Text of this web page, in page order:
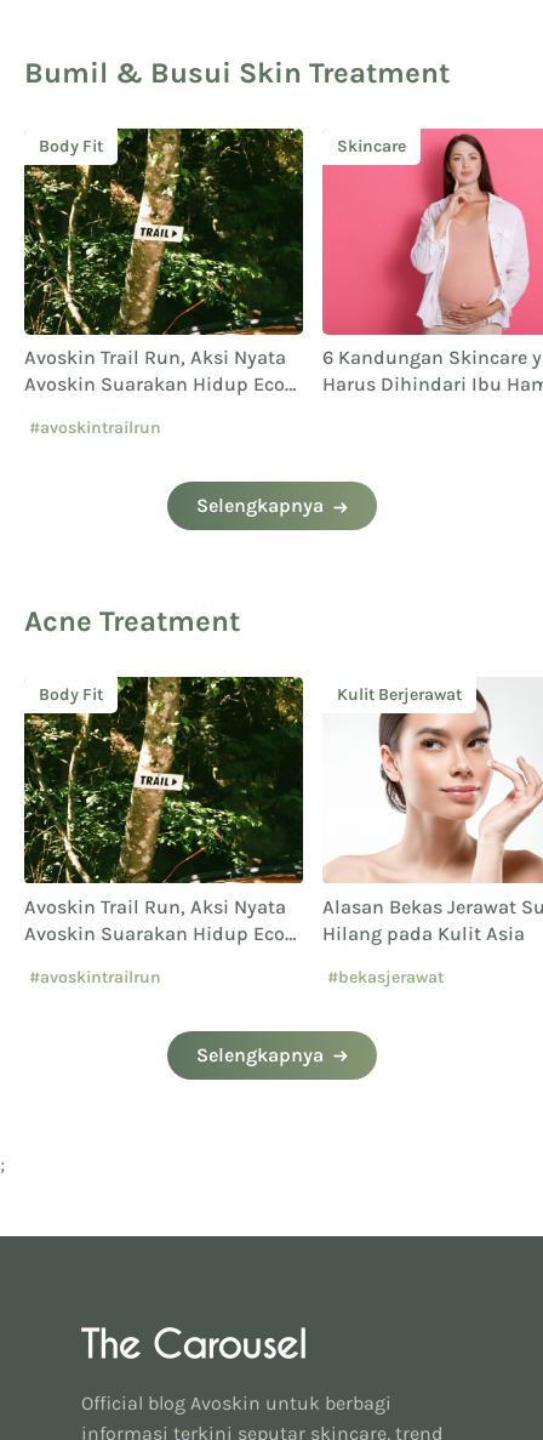
Bumil & Busui Skin Treatment
Body Fit
Avoskin Trail Run, Aksi Nyata
Avoskin Suarakan Hidup Eco
#avoskintrailrun
Skincare
6 Kandungan Skincare
Harus Dihindari Ibu
Selengkapnya
Acne Treatment
Body Fit
Avoskin Trail Run, Aksi Nyata
Avoskin Suarakan Hidup Eco
#avoskintrailrun
Kulit Berjerawat
Alasan Bekas Jerawat
Hilang pada Kulit Asia
#bekasjerawat
Selengkapnya
;
Official blog Avoskin untuk berbagi
informasi terkini seputar skincare, trend